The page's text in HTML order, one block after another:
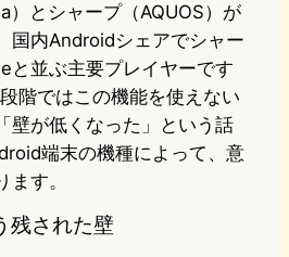
）とシャープ（AQUOS）が
国内Androidシェアでシャー
と並ぶ主要プレイヤーです
階ではこの機能を使えない
壁が低くなった」という話
端末の機種によって、意
す。
残された壁